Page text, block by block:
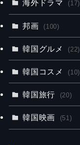
海外ドラマ (17)
邦画 (100)
韓国グルメ (22)
韓国コスメ (10)
韓国旅行 (20)
韓国映画 (51)